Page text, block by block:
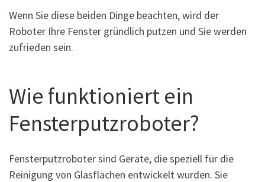
Wenn Sie diese beiden Dinge beachten, wird der
Roboter Ihre Fenster gründlich putzen und Sie werden
zufrieden sein.
Wie funktioniert ein
Fensterputzroboter?
Fensterputzroboter sind Geräte, die speziell für die
Reinigung von Glasflächen entwickelt wurden. Sie